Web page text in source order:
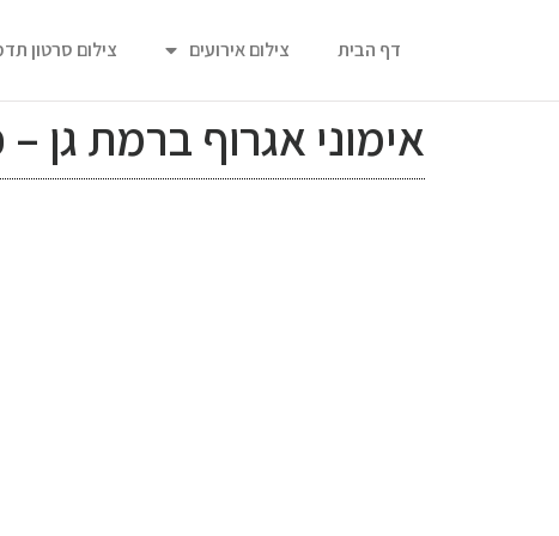
דף הבית צילום אירועים צילום סרטון
אימוני אגרוף ברמת גן